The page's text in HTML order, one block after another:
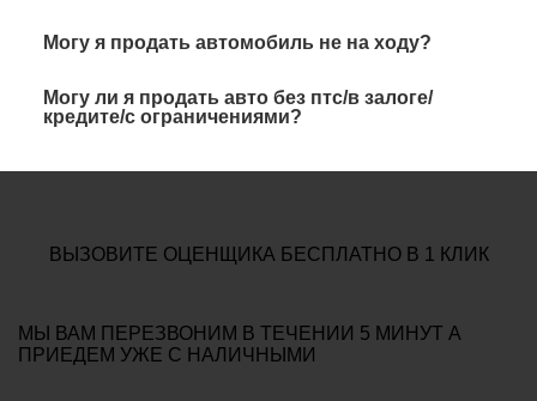
Могу я продать автомобиль не на ходу?
Могу ли я продать авто без птс/в залоге/
кредите/с ограничениями?
ВЫЗОВИТЕ ОЦЕНЩИКА БЕСПЛАТНО В 1 КЛИК
МЫ ВАМ ПЕРЕЗВОНИМ В ТЕЧЕНИИ 5 МИНУТ А
ПРИЕДЕМ УЖЕ С НАЛИЧНЫМИ